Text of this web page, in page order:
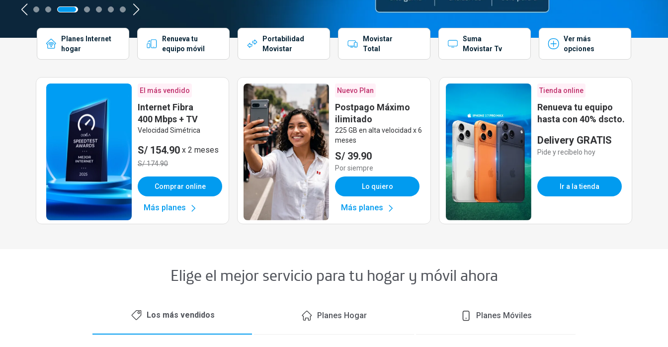
Planes Internet
hogar
Renueva tu
equipo móvil
Portabilidad
Movistar
Movistar
Total
Suma
Movistar Tv
Ver más
opciones
El más vendido
Internet Fibra
400 Mbps + TV
Velocidad Simétrica
S/ 154.90 x 2 meses
S/ 174.90
Comprar online
Más planes
Nuevo Plan
Postpago Máximo
ilimitado
225 GB en alta velocidad x 6
meses
S/ 39.90
Por siempre
Lo quiero
Más planes
Tienda online
Renueva tu equipo
hasta con 40% dscto.
Delivery GRATIS
Pide y recíbelo hoy
Ir a la tienda
Elige el mejor servicio para tu hogar y móvil ahora
Los más vendidos Planes Hogar Planes Móviles